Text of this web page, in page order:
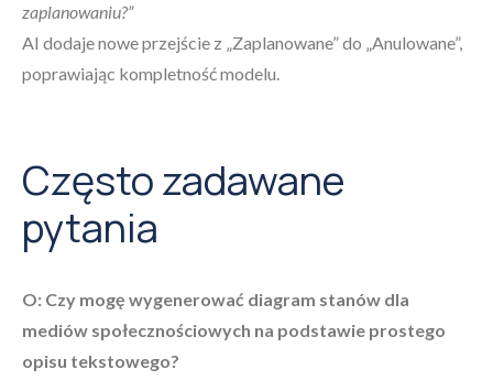
zaplanowaniu?”
AI dodaje nowe przejście z „Zaplanowane” do „Anulowane”,
poprawiając kompletność modelu.
Często zadawane
pytania
O: Czy mogę wygenerować diagram stanów dla
mediów społecznościowych na podstawie prostego
opisu tekstowego?